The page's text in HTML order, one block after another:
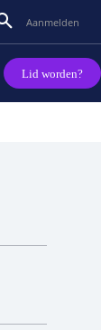
Aanmelden
Lid worden?